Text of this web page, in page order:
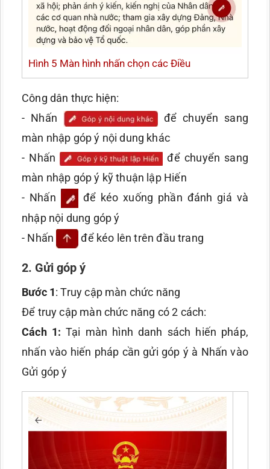
Hình 5 Màn hình nhấn chọn các Điều
Công dân thực hiện:
- Nhấn
để chuyển sang
màn nhập góp ý nội dung khác
- Nhấn
để chuyển sang
màn nhập góp ý kỹ thuận lập Hiến
- Nhấn
để kéo xuống phần đánh giá và
nhập nội dung góp ý
- Nhấn
để kéo lên trên đầu trang
2. Gửi góp ý
Bước 1: Truy cập màn chức năng
Để truy cập màn chức năng có 2 cách:
Cách 1: Tại màn hình danh sách hiến pháp,
nhấn vào hiến pháp cần gửi góp ý à Nhấn vào
Gửi góp ý